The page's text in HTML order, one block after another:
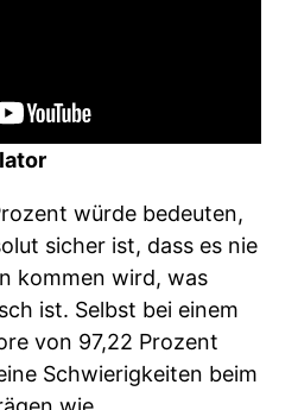
würde bedeuten,
sicher ist, dass es nie
kommen wird, was
ist. Selbst bei einem
von 97,22 Prozent
Schwierigkeiten beim